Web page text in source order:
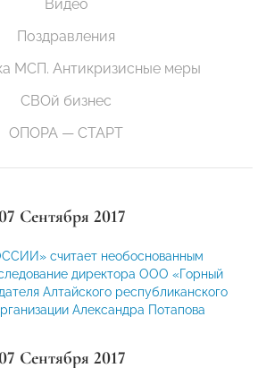
Видео
Поздравления
МСП. Антикризисные меры
СВОй бизнес
ОПОРА — СТАРТ
Сентября 2017
считает необоснованным
директора ООО «Горный
Алтайского республиканского
Александра Потапова
Сентября 2017